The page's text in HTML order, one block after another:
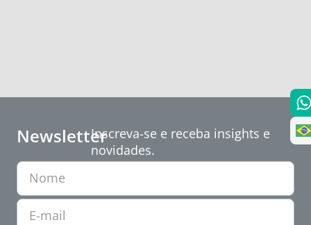
NewsletterInscreva-se e receba insights e
novidades.
Nome
E-mail